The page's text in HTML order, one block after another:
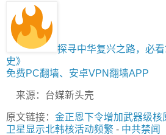
探寻中华复兴之路，必
史》
免费PC翻墙、安卓VPN翻墙APP
来源：台媒新头壳
原文链接： 金正恩下令增加武器级核
卫星显示北韩核活动频繁 - 中共禁闻